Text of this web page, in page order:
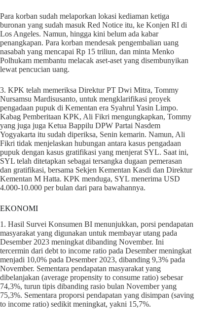
Para korban sudah melaporkan lokasi kediaman ketiga
buronan yang sudah masuk Red Notice itu, ke Konjen RI di
Los Angeles. Namun, hingga kini belum ada kabar
penangkapan. Para korban mendesak pengembalian uang
nasabah yang mencapai Rp 15 triliun, dan minta Menko
Polhukam membantu melacak aset-aset yang disembunyikan
lewat pencucian uang.
3. KPK telah memeriksa Direktur PT Dwi Mitra, Tommy
Nursamsu Mardisusanto, untuk mengklarifikasi proyek
pengadaan pupuk di Kementan era Syahrul Yasin Limpo.
Kabag Pemberitaan KPK, Ali Fikri mengungkapkan, Tommy
yang juga juga Ketua Bappilu DPW Partai Nasdem
Yogyakarta itu sudah diperiksa, Senin kemarin. Namun, Ali
Fikri tidak menjelaskan hubungan antara kasus pengadaan
pupuk dengan kasus gratifikasi yang menjerat SYL. Saat ini,
SYL telah ditetapkan sebagai tersangka dugaan pemerasan
dan gratifikasi, bersama Sekjen Kementan Kasdi dan Direktur
Kementan M Hatta. KPK menduga, SYL menerima USD
4.000-10.000 per bulan dari para bawahannya.
EKONOMI
1. Hasil Survei Konsumen BI menunjukkan, porsi pendapatan
masyarakat yang digunakan untuk membayar utang pada
Desember 2023 meningkat dibanding November. Ini
tercermin dari debt to income ratio pada Desember meningkat
menjadi 10,0% pada Desember 2023, dibanding 9,3% pada
November. Sementara pendapatan masyarakat yang
dibelanjakan (average propensity to consume ratio) sebesar
74,3%, turun tipis dibanding rasio bulan November yang
75,3%. Sementara proporsi pendapatan yang disimpan (saving
to income ratio) sedikit meningkat, yakni 15,7%.